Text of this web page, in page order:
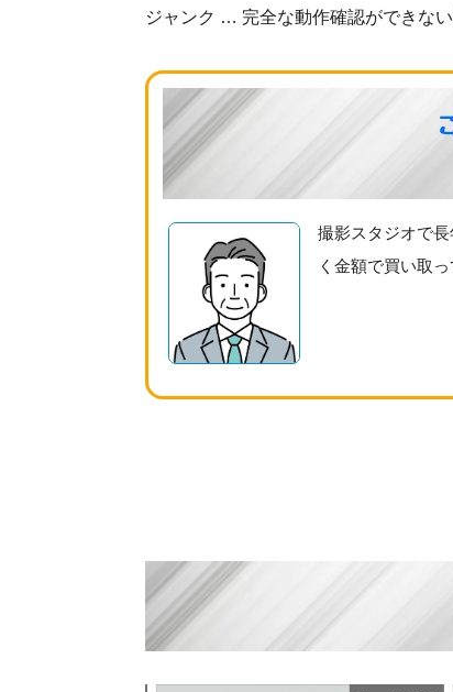
ジャンク … 完全な動作確認ができな
撮影スタジオで
く金額で買い取